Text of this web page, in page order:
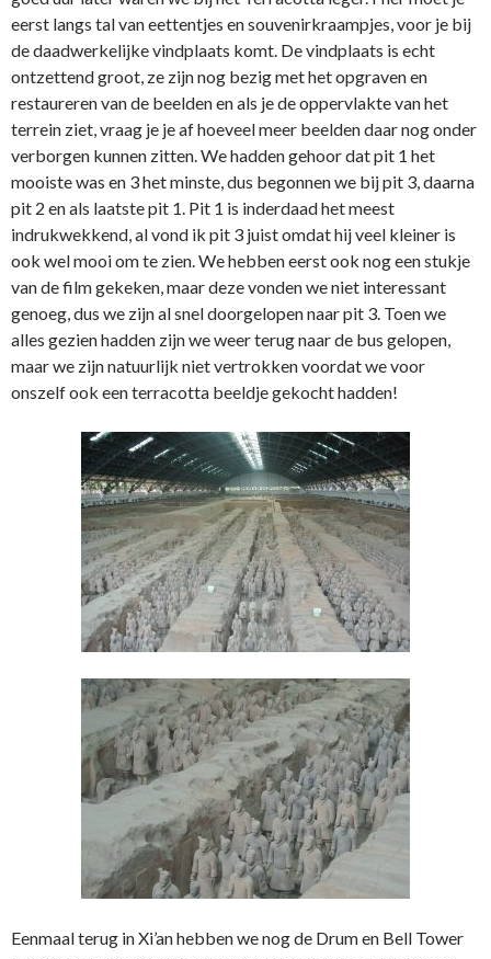
eerst langs tal van eettentjes en souvenirkraampjes, voor je bij
de daadwerkelijke vindplaats komt. De vindplaats is echt
ontzettend groot, ze zijn nog bezig met het opgraven en
restaureren van de beelden en als je de oppervlakte van het
terrein ziet, vraag je je af hoeveel meer beelden daar nog onder
verborgen kunnen zitten. We hadden gehoor dat pit 1 het
mooiste was en 3 het minste, dus begonnen we bij pit 3, daarna
pit 2 en als laatste pit 1. Pit 1 is inderdaad het meest
indrukwekkend, al vond ik pit 3 juist omdat hij veel kleiner is
ook wel mooi om te zien. We hebben eerst ook nog een stukje
van de film gekeken, maar deze vonden we niet interessant
genoeg, dus we zijn al snel doorgelopen naar pit 3. Toen we
alles gezien hadden zijn we weer terug naar de bus gelopen,
maar we zijn natuurlijk niet vertrokken voordat we voor
onszelf ook een terracotta beeldje gekocht hadden!
Eenmaal terug in Xi’an hebben we nog de Drum en Bell Tower